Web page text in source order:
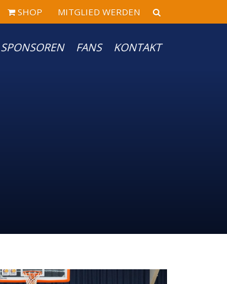
SHOP MITGLIED WERDEN
SPONSOREN FANS KONTAKT